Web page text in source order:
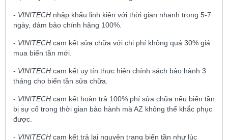
- VINITECH nhập khẩu linh kiện với thời gian nhanh trong 5-7
ngày, đảm bảo chính hãng 100%.
- VINITECH cam kết sửa chữa với chi phí không quá 30% giá
mua biến tần mới.
- VINITECH cam kết uy tín thực hiện chính sách bảo hành 3
tháng cho biến tần sửa chữa.
- VINITECH cam kết hoàn trả 100% phí sửa chữa nếu biến tần
bị sự cố trong thời gian bảo hành mà AZ không thể khắc phục
được.
- VINITECH cam kết trả lại nguyên trạng biến tần như lúc